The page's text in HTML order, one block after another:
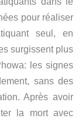
pour réaliser
seul, en
surgissent plus
les signes
sans des
Après avoir
la mort avec